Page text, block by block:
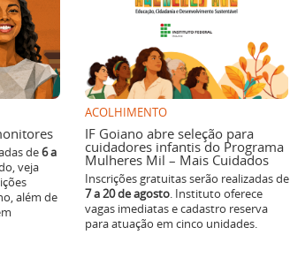
de6 a
veja
além de
ACOLHIMENTO
IF Goiano abre seleção para
cuidadores infantis do Programa
Mulheres Mil – Mais Cuidados
Inscrições gratuitas serão realizadas de
7 a 20 de agosto. Instituto oferece
vagas imediatas e cadastro reserva
para atuação em cinco unidades.